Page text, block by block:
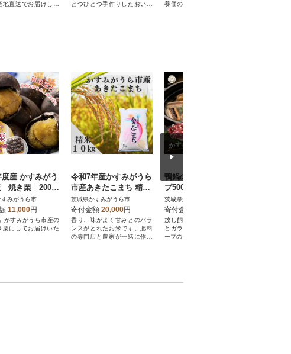
地直送でお届けしま
とつひとつ手作りしたおいも
養価の高い皮まで柔らかくじ
産 かすみがう
焼き栗 200g
蔵)
みがうら市
11,000円
かすみがうら市産の
栗にしてお届けいた
令和7年産かすみがうら
市産あきたこまち 精米
10kg
茨城県かすみがうら市
寄付金額 20,000円
香り、味がよく甘みとのバラ
ンスがとれたお米です。肥料
の専門店と農家が一緒に作っ
鴨鍋の素2人前 鴨スー
プ500gと鴨モモ肉1羽
分(400～450g)のセット
茨城県かすみがうら市
寄付金額
放し飼いのかすみ鴨のモモ肉
とガラから旨味を抽出したス
ープのセット | 鴨 かも 茨城県